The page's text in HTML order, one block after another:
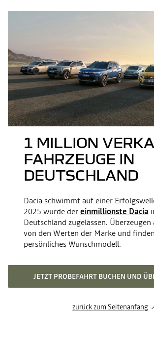
1 MILLION
FAHRZEUGE IN
DEUTSCHLAND
Dacia schwimmt auf einer
2025 wurde dereinmillionste Dacia
Deutschland zugelassen. Überzeugen
von den Werten der Marke und
persönliches Wunschmodell.
JETZT PROBEFAHRT BUCHEN UND
zurück zum Seitenanfang